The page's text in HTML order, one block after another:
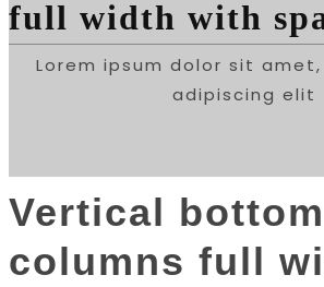
full width with
Lorem ipsum dolor sit
adipiscing elit
Vertical bottom
columns full